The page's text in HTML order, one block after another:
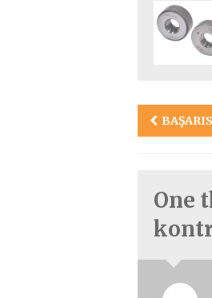
Yazı
BAŞARISIZ
One